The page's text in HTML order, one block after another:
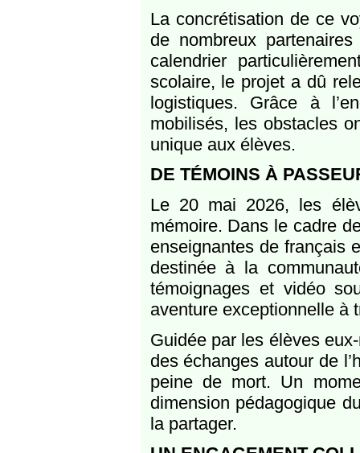
La concrétisation de ce
de nombreux
calendrier
scolaire, le projet a dû
logistiques. Grâce à
mobilisés, les obstacles
unique aux élèves.
DE TÉMOINS À
Le 20 mai 2026, les
mémoire. Dans le cadre
enseignantes de français
destinée à la
témoignages et vidéo
aventure exceptionnelle à
Guidée par les élèves
des échanges autour de
peine de mort. Un
dimension pédagogique
la partager.